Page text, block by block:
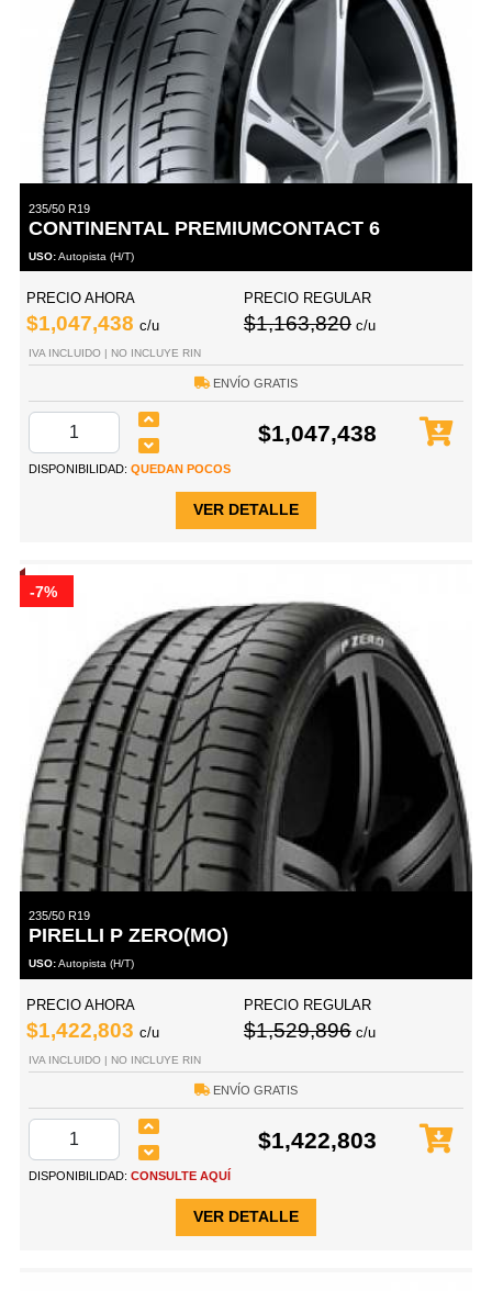
235/50 R19
CONTINENTAL PREMIUMCONTACT 6
USO:Autopista (H/T)
PRECIO AHORA
$1,047,438 c/u
PRECIO REGULAR
$1,163,820 c/u
IVA INCLUIDO | NO INCLUYE RIN
ENVÍO GRATIS
$1,047,438
DISPONIBILIDAD: QUEDAN POCOS
VER DETALLE
-7%
235/50 R19
PIRELLI P ZERO(MO)
USO:Autopista (H/T)
PRECIO AHORA
$1,422,803 c/u
PRECIO REGULAR
$1,529,896 c/u
IVA INCLUIDO | NO INCLUYE RIN
ENVÍO GRATIS
$1,422,803
DISPONIBILIDAD: CONSULTE AQUÍ
VER DETALLE